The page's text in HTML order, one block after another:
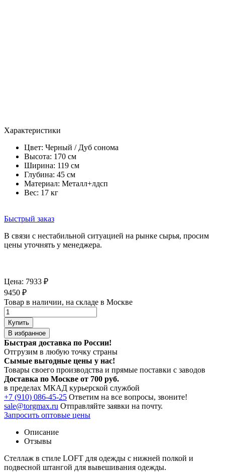
Характеристики
Цвет: Черный / Дуб сонома
Высота: 170 см
Ширина: 119 см
Глубина: 45 см
Материал: Металл+лдсп
Вес: 17 кг
Быстрый заказ
В связи с нестабильной ситуацией на рынке сырья, просим
цены уточнять у менеджера.
Цена: 7933 ₽
9450 ₽
Товар в наличии, на складе в Москве
Купить
В избранное
Быстрая доставка по России!
Отгрузим в любую точку страны
Сымые выгодные цены у нас!
Товары своего производства и прямые поставки с заводов
Доставка по Москве от 700 руб.
в пределах МКАД курьерской службой
+7 (910) 086-45-25 Ответим на все вопросы, звоните!
sale@torgmax.ru Отправляйте заявки на почту.
Запросить оптовые цены
Описание
Отзывы
Стеллаж в стиле LOFT для одежды с нижней полкой и
подвесной штангой для вывешивания одежды.